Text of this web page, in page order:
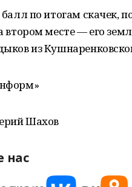
по итогам скачек,
втором месте — его
из
Шахов
нас